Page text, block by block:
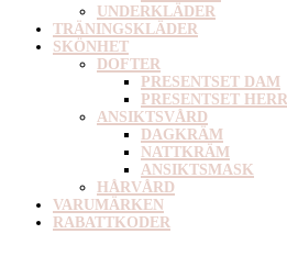
UNDERKLÄDER
TRÄNINGSKLÄDER
SKÖNHET
DOFTER
PRESENTSET DAM
PRESENTSET HERR
ANSIKTSVÅRD
DAGKRÄM
NATTKRÄM
ANSIKTSMASK
HÅRVÅRD
VARUMÄRKEN
RABATTKODER